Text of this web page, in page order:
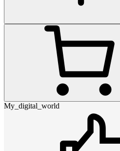
My_digital_world